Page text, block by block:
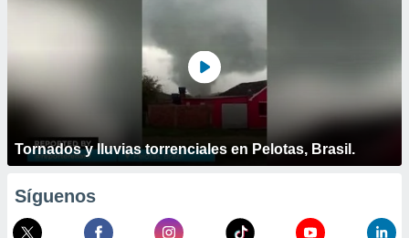
Tornados y lluvias torrenciales en Pelotas, Brasil.
Síguenos